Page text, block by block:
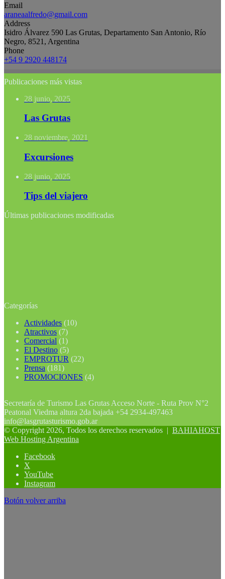
Email
araneaalfredo@gmail.com
Address
Isidro Álvarez 590 Las Grutas, Departamento San Antonio, Río
Negro, 8521, Argentina
Phone
+54 9 2920 448174
Publicaciones más vistas
28 junio, 2025
Las Grutas
28 noviembre, 2021
Excursiones
28 junio, 2025
Tips del viajero
Últimas publicaciones modificadas
Categorías
Actividades (10)
Atractivos (7)
Comercial (1)
El Destino (5)
EMPROTUR (22)
Prensa (181)
PROMOCIONES (4)
Secretaría de Turismo Las Grutas Acceso Norte - Ruta Prov N°2
Peatonal Viedma altura 2da bajada +54 2934-497463
info@lasgrutasturismo.gob.ar
© Copyright 2026, Todos los derechos reservados | BAHIAHOST
Web Hosting Argentina
Facebook
X
YouTube
Instagram
Botón volver arriba